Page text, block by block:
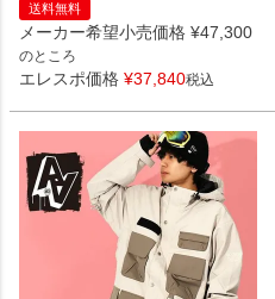
送料無料
メーカー希望小売価格 ¥47,300
のところ
エレスポ価格 ¥37,840税込